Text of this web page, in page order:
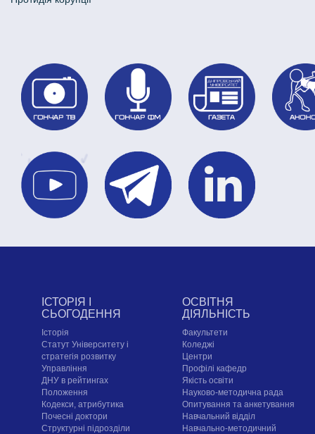
ІСТОРІЯ І
СЬОГОДЕННЯ
Історія
Статут Університету і
стратегія розвитку
Управління
ДНУ в рейтингах
Положення
Кодекси, атрибутика
Почесні доктори
Структурні підрозділи
ОСВІТНЯ
ДІЯЛЬНІСТЬ
Факультети
Коледжі
Центри
Профілі кафедр
Якість освіти
Науково-методична рада
Опитування та анкетування
Навчальний відділ
Навчально-методичний